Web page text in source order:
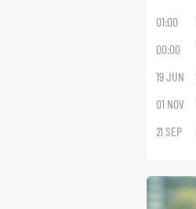
01:00
00:00
19 JUN
01 NOV
21 SEP